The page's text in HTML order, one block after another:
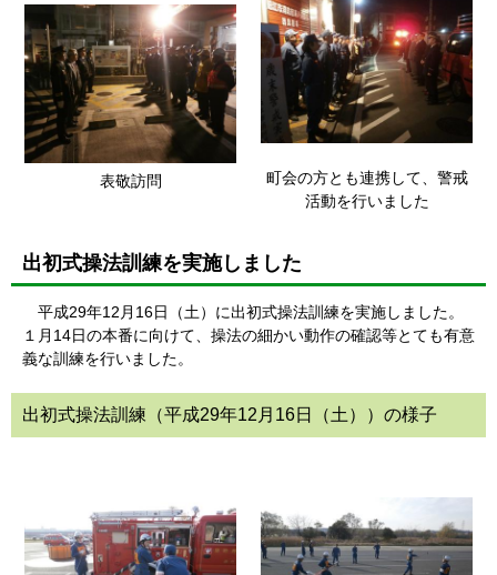
表敬訪問
町会の方とも連携して、警戒
活動を行いました
出初式操法訓練を実施しました
平成29年12月16日（土）に出初式操法訓練を実施しました。
１月14日の本番に向けて、操法の細かい動作の確認等とても有意
義な訓練を行いました。
出初式操法訓練（平成29年12月16日（土））の様子